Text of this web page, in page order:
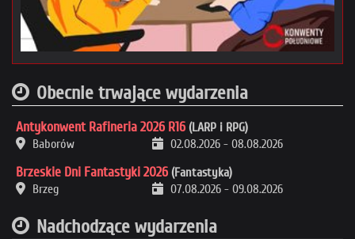
Obecnie trwające wydarzenia
Antykonwent Rafineria 2026 R16 (LARP i RPG)
Baborów
02.08.2026 - 08.08.2026
Brzeskie Dni Fantastyki 2026 (Fantastyka)
Brzeg
07.08.2026 - 09.08.2026
Nadchodzące wydarzenia